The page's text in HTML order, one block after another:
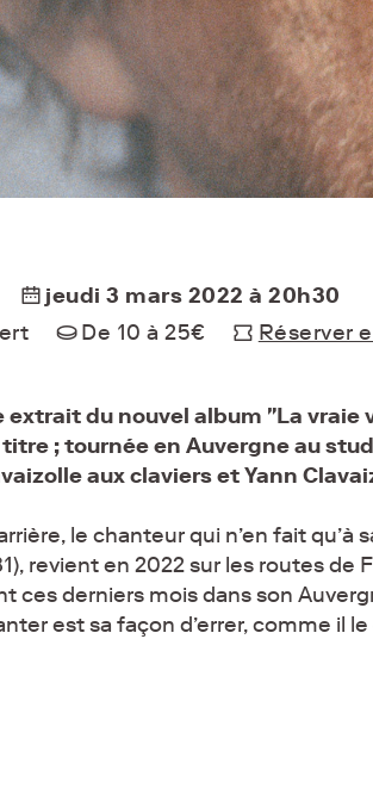
jeudi 3 mars 2022 à 20h30
De 10 à 25€ Réserver
du nouvel album "La vraie
; tournée en Auvergne au
aux claviers et Yann
le chanteur qui n’en fait
revient en 2022 sur les routes de
derniers mois dans son
est sa façon d’errer, comme il